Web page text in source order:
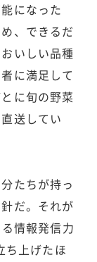
になった
、できるだ
いしい品種
に満足して
に旬の野菜
送してい
たちが持っ
だ。それが
情報発信力
ち上げたほ